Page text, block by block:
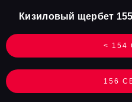
< 154
Кизиловый щербет
156